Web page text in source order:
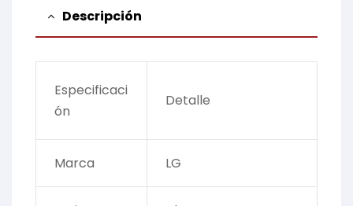
Descripción
Especificaci
ón
Detalle
Marca LG